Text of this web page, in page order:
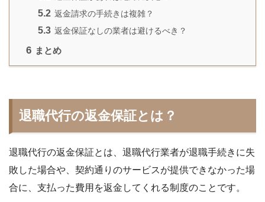
5.2 返金請求の手続きは複雑？
5.3 返金保証なしの業者は避けるべき？
6 まとめ
退職代行の返金保証とは？
退職代行の返金保証とは、退職代行業者が退職手続きに失
敗した場合や、契約通りのサービスが提供できなかった場
合に、支払った費用を返金してくれる制度のことです。